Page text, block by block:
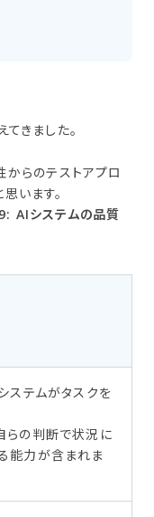
きました。
らのテストアプロ
います。
AIシステムの品質
ステムがタスクを
らの判断で状況に
能力が含まれま